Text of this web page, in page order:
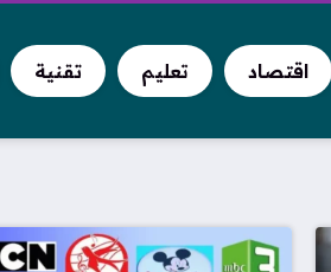
اقتصاد تعليم تقنية